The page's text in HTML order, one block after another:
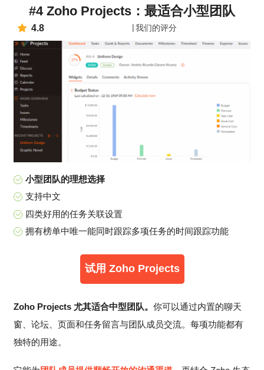
#4 Zoho Projects：最适合小型团队
4.8 我们的评分
小型团队的理想选择
支持中文
四类好用的任务关联设置
拥有榜单中唯一能同时跟踪多项任务的时间跟踪功能
试用 Zoho Projects
Zoho Projects 尤其适合中型团队。 你可以通过内置的聊天
窗、论坛、页面和任务留言与团队成员交流。每项功能都有
独特的用途。